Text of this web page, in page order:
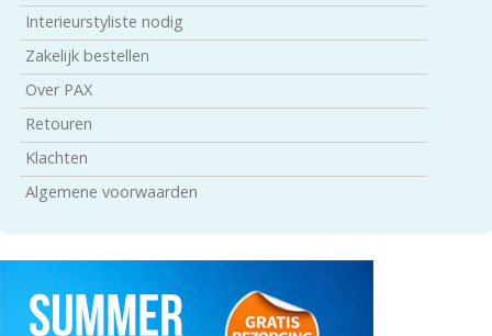
Interieurstyliste nodig
Zakelijk bestellen
Over PAX
Retouren
Klachten
Algemene voorwaarden